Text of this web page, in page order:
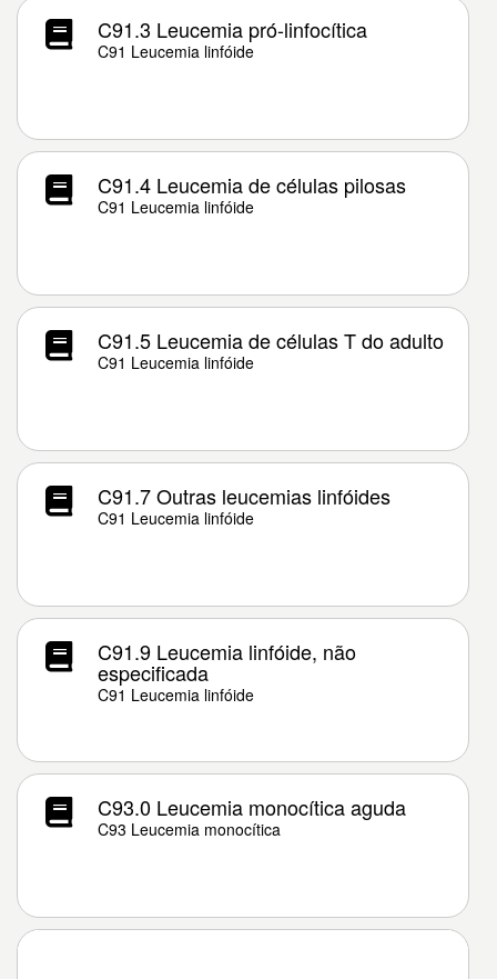
C91.3 Leucemia pró-linfocítica
C91 Leucemia linfóide
C91.4 Leucemia de células pilosas
C91 Leucemia linfóide
C91.5 Leucemia de células T do adulto
C91 Leucemia linfóide
C91.7 Outras leucemias linfóides
C91 Leucemia linfóide
C91.9 Leucemia linfóide, não
especificada
C91 Leucemia linfóide
C93.0 Leucemia monocítica aguda
C93 Leucemia monocítica